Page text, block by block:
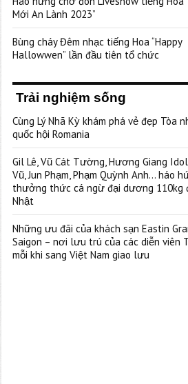
Mới An Lành 2023”
Bùng cháy Đêm nhạc tiếng Hoa “Happy
Hallowwen” lần đầu tiên tổ chức
Trải nghiệm sống
Cùng Lý Nhã Kỳ khám phá vẻ đẹp Tòa
quốc hội Romania
Gil Lê, Vũ Cát Tường, Hương Giang
Vũ, Jun Phạm, Phạm Quỳnh Anh… háo
thưởng thức cá ngừ đại dương 110kg
Nhật
Những ưu đãi của khách sạn Eastin
Saigon – nơi lưu trú của các diễn viên
mỗi khi sang Việt Nam giao lưu